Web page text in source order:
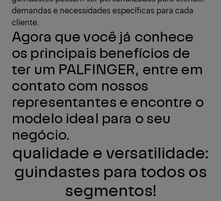
demandas e necessidades específicas para cada
cliente.
Agora que você já conhece
os principais benefícios de
ter um PALFINGER, entre em
contato com nossos
representantes e encontre o
modelo ideal para o seu
negócio.
qualidade e versatilidade:
guindastes para todos os
segmentos!